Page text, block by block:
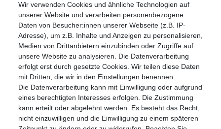
Mein Konto
Registrieren
Anmelden (Login)
Warenkorb
Wir verwenden Cookies und ähnliche Technologien auf
unserer Website und verarbeiten personenbezogene
Daten von Besucher:innen unserer Webseite (z.B. IP-
Adresse), um z.B. Inhalte und Anzeigen zu personalisieren,
Medien von Drittanbietern einzubinden oder Zugriffe auf
unsere Website zu analysieren. Die Datenverarbeitung
erfolgt erst durch gesetzte Cookies. Wir teilen diese Daten
mit Dritten, die wir in den Einstellungen benennen.
Die Datenverarbeitung kann mit Einwilligung oder aufgrund
eines berechtigten Interesses erfolgen. Die Zustimmung
kann erteilt oder abgelehnt werden. Es besteht das Recht,
nicht einzuwilligen und die Einwilligung zu einem späteren